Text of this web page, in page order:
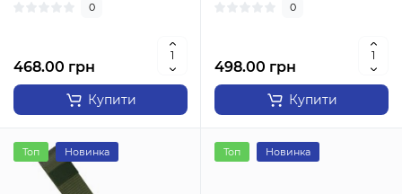
0
468.00 грн
Купити
0
498.00 грн
Купити
Топ Новинка Топ Новинка